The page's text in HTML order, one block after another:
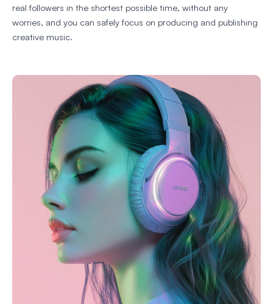
real followers in the shortest possible time, without any
worries, and you can safely focus on producing and publishing
creative music.